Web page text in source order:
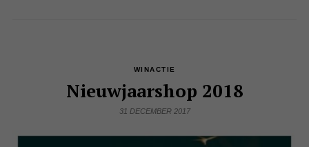
WINACTIE
Nieuwjaarshop 2018
31 DECEMBER 2017